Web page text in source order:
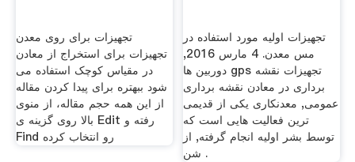
تجهیزات برای روی معدن
تجهیزات برای استخراج از معادن
در مقیاس کوچک استفاده می
شود ببهتره برای پیدا کردن مقاله
از این همه حجم مقاله، از منوی
بالا روی گزینه ی Edit رفته و
Find رو انتخاب کرده
تجهیزات اولیه مورد استفاده در
مس معدن. 4 مارس 2016,
دوربین ها gps تجهیزات نقشه
برداری در معادن نقشه برداری
عمومی, معدنکاری یکی از قدیمی
ترین فعالیت هایی است که
توسط بشر اولیه انجام گرفته, از
شن .